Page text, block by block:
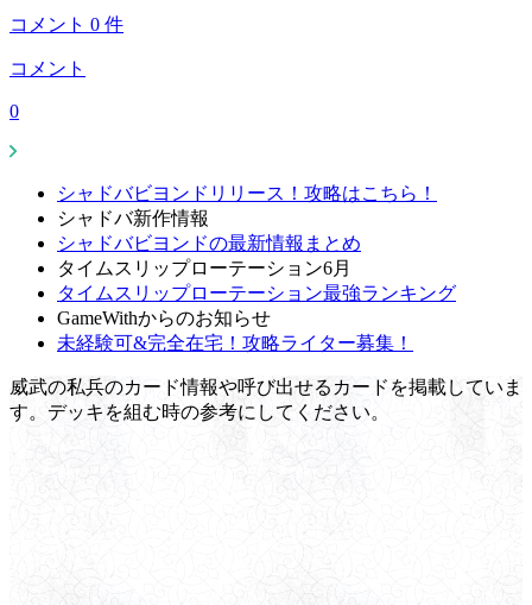
コメント 0 件
コメント
0
シャドバビヨンドリリース！攻略はこちら！
シャドバ新作情報
シャドバビヨンドの最新情報まとめ
タイムスリップローテーション6月
タイムスリップローテーション最強ランキング
GameWithからのお知らせ
未経験可&完全在宅！攻略ライター募集！
威武の私兵のカード情報や呼び出せるカードを掲載していま
す。デッキを組む時の参考にしてください。